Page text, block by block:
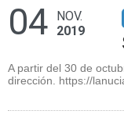
04
NOV.
2019
A partir del 30 de
dirección. https://